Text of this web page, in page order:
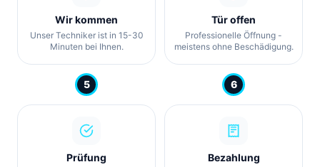
Wir kommen
Unser Techniker ist in 15-30
Minuten bei Ihnen.
Tür offen
Professionelle Öffnung -
meistens ohne Beschädigung.
5
Prüfung
6
Bezahlung